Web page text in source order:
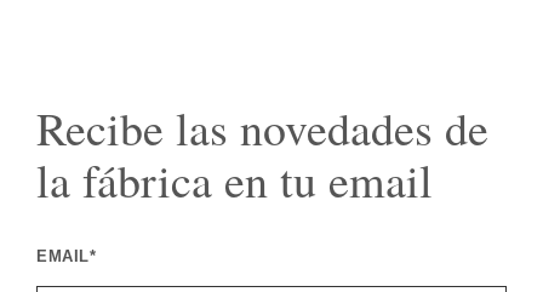
Recibe las novedades de
la fábrica en tu email
EMAIL*